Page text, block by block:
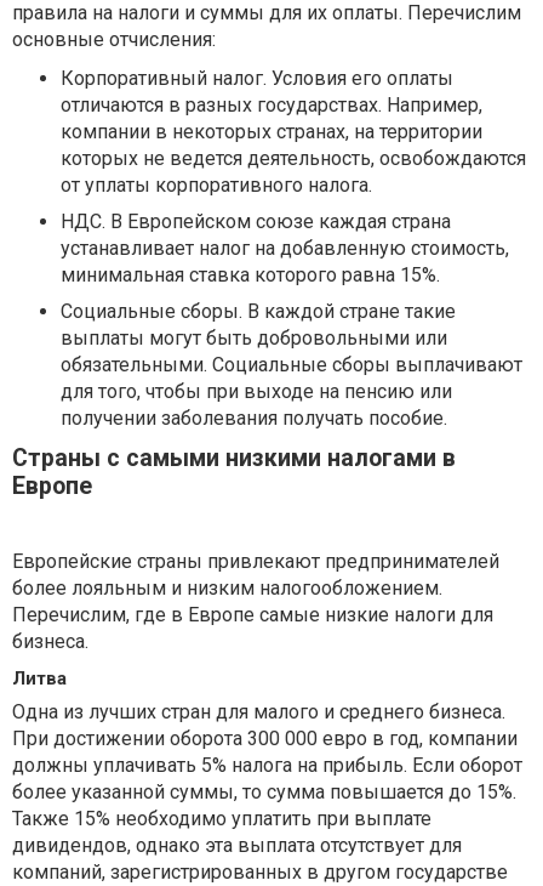
правила на налоги и суммы для их оплаты. Перечислим
основные отчисления:
Корпоративный налог. Условия его оплаты
отличаются в разных государствах. Например,
компании в некоторых странах, на территории
которых не ведется деятельность, освобождаются
от уплаты корпоративного налога.
НДС. В Европейском союзе каждая страна
устанавливает налог на добавленную стоимость,
минимальная ставка которого равна 15%.
Социальные сборы. В каждой стране такие
выплаты могут быть добровольными или
обязательными. Социальные сборы выплачивают
для того, чтобы при выходе на пенсию или
получении заболевания получать пособие.
Страны с самыми низкими налогами в
Европе
Европейские страны привлекают предпринимателей
более лояльным и низким налогообложением.
Перечислим, где в Европе самые низкие налоги для
бизнеса.
Литва
Одна из лучших стран для малого и среднего бизнеса.
При достижении оборота 300 000 евро в год, компании
должны уплачивать 5% налога на прибыль. Если оборот
более указанной суммы, то сумма повышается до 15%.
Также 15% необходимо уплатить при выплате
дивидендов, однако эта выплата отсутствует для
компаний, зарегистрированных в другом государстве